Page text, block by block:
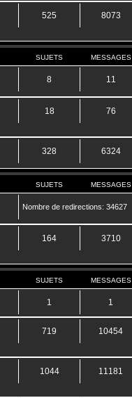
525 8073
SUJETS MESSAGES
8 11
18 76
328 6324
SUJETS MESSAGES
Nombre de redirections: 34627
164 3710
SUJETS MESSAGES
1 1
719 10454
1044 11181